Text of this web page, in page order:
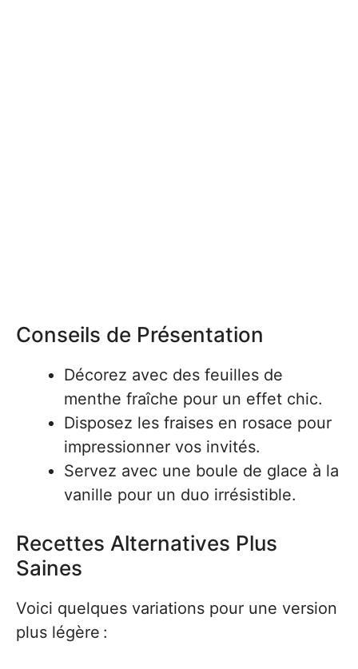
Conseils de Présentation
Décorez avec des feuilles de
menthe fraîche pour un effet chic.
Disposez les fraises en rosace pour
impressionner vos invités.
Servez avec une boule de glace à la
vanille pour un duo irrésistible.
Recettes Alternatives Plus
Saines
Voici quelques variations pour une version
plus légère :